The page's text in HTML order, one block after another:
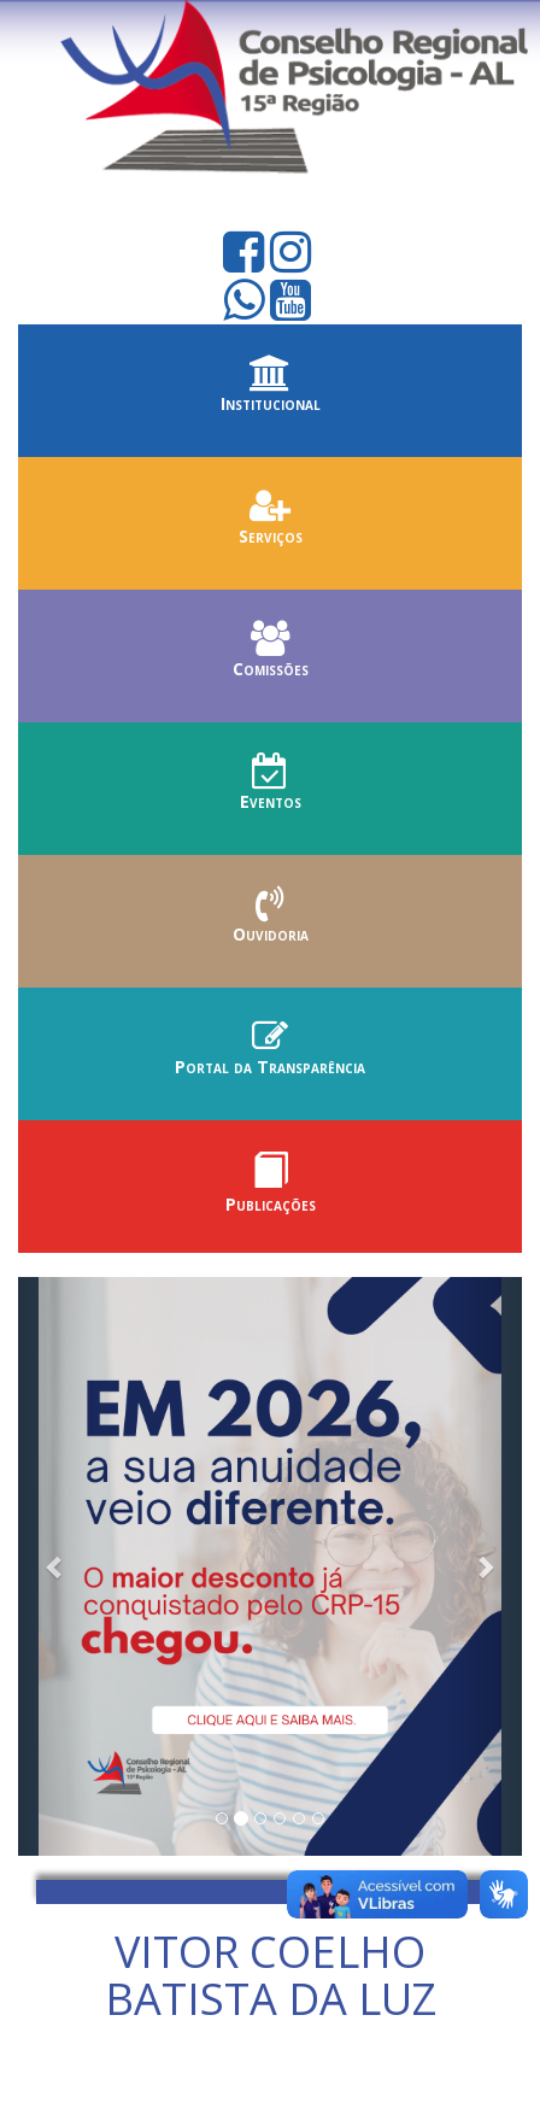
Institucional
Serviços
Comissões
Eventos
Ouvidoria
Portal da Transparência
Publicações
VITOR COELHO
BATISTA DA LUZ